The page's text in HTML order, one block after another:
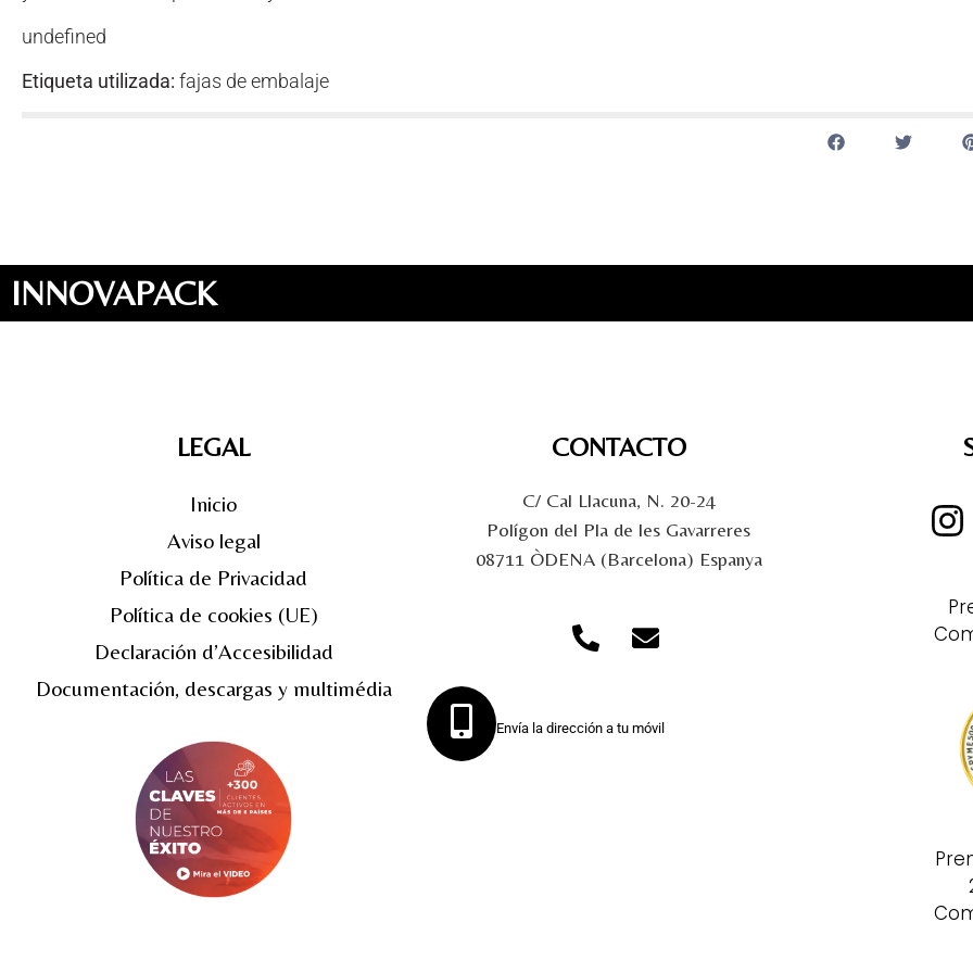
undefined
Etiqueta utilizada: fajas de embalaje
INNOVAPACK
LEGAL
Inicio
Aviso legal
Política de Privacidad
Política de cookies (UE)
Declaración d’Accesibilidad
Documentación, descargas y multimédia
CONTACTO
C/ Cal Llacuna, N. 20-24
Polígon del Pla de les Gavarreres
08711 ÒDENA (Barcelona) Espanya
Envía la dirección a tu móvil